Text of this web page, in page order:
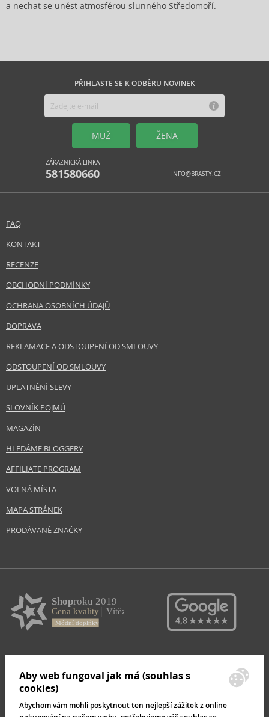
a nechat se unést atmosférou slunného Středomoří.
PŘIHLASTE SE K ODBĚRU NOVINEK
MUŽ ŽENA
ZÁKAZNICKÁ LINKA
581580660 INFO@BRASTY.CZ
FAQ
KONTAKT
RECENZE
OBCHODNÍ PODMÍNKY
OCHRANA OSOBNÍCH ÚDAJŮ
DOPRAVA
REKLAMACE A ODSTOUPENÍ OD SMLOUVY
ODSTOUPENÍ OD SMLOUVY
UPLATNĚNÍ SLEVY
SLOVNÍK POJMŮ
MAGAZÍN
HLEDÁME BLOGGERY
AFFILIATE PROGRAM
VOLNÁ MÍSTA
MAPA STRÁNEK
PRODÁVANÉ ZNAČKY
Aby web fungoval jak má (souhlas s
cookies)
Abychom vám mohli poskytnout ten nejlepší zážitek z online